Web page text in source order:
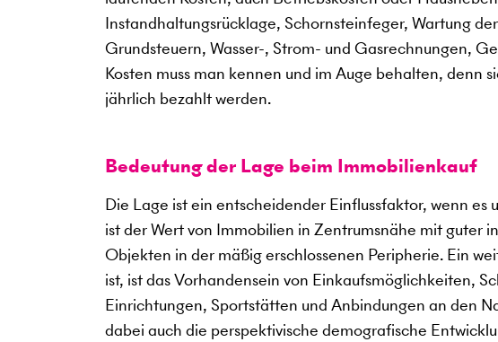
Instandhaltungsrücklage, Schornsteinfeger, Wartung
Grundsteuern, Wasser-, Strom- und Gasrechnungen,
Kosten muss man kennen und im Auge behalten, denn
jährlich bezahlt werden.
Bedeutung der Lage beim Immobilienkauf
Die Lage ist ein entscheidender Einflussfaktor, wenn
ist der Wert von Immobilien in Zentrumsnähe mit guter
Objekten in der mäßig erschlossenen Peripherie. Ein
ist, ist das Vorhandensein von Einkaufsmöglichkeiten,
Einrichtungen, Sportstätten und Anbindungen an den
dabei auch die perspektivische demografische